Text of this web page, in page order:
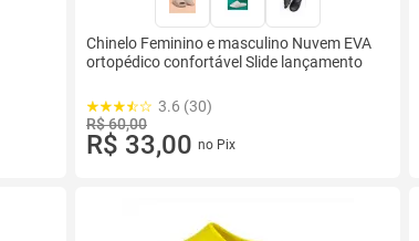
Chinelo Feminino e masculino Nuvem EVA
ortopédico confortável Slide lançamento
3.6 (30)
R$ 60,00
R$ 33,00 no Pix